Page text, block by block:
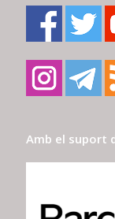
Amb el suport